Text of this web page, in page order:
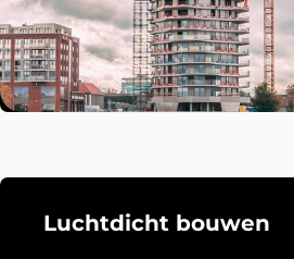
Luchtdicht bouwen